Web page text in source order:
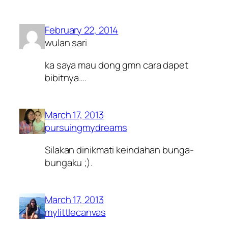
February 22, 2014
wulan sari
ka saya mau dong gmn cara dapet
bibitnya….
March 17, 2013
pursuingmydreams
Silakan dinikmati keindahan bunga-
bungaku ;).
March 17, 2013
mylittlecanvas